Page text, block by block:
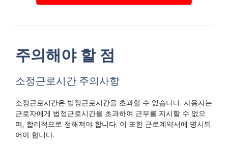
주의해야 할 점
소정근로시간 주의사항
소정근로시간은 법정근로시간을 초과할 수 없습니다. 사용자는
근로자에게 법정근로시간을 초과하여 근무를 지시할 수 없으
며, 합리적으로 정해져야 합니다. 이 또한 근로계약서에 명시되
어야 합니다.